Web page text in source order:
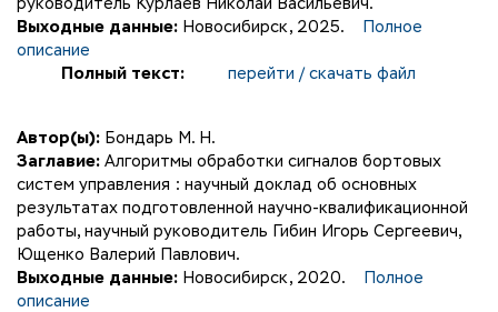
руководитель Курлаев Николай Васильевич.
Выходные данные: Новосибирск, 2025.
Полное
описание
Полный текст:
перейти / скачать файл
Автор(ы): Бондарь М. Н.
Заглавие: Алгоритмы обработки сигналов бортовых
систем управления : научный доклад об основных
результатах подготовленной научно-квалификационной
работы, научный руководитель Гибин Игорь Сергеевич,
Ющенко Валерий Павлович.
Выходные данные: Новосибирск, 2020.
Полное
описание